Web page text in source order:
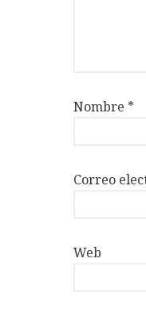
Nombre *
Correo
Web